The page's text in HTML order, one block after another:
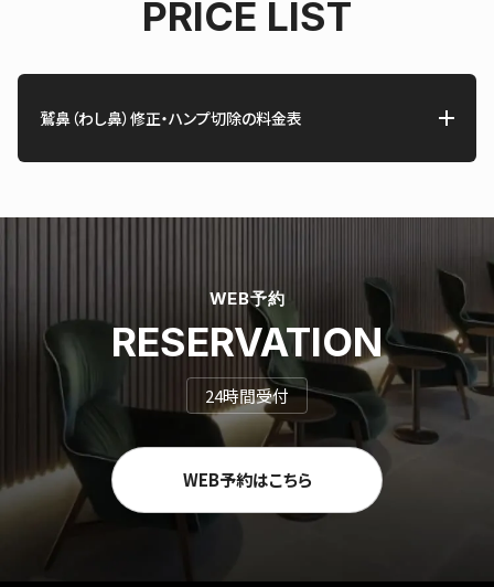
PRICE LIST
鷲鼻（わし鼻）修正・ハンプ切除の料金表
WEB予約
RESERVATION
24時間受付
WEB予約はこちら